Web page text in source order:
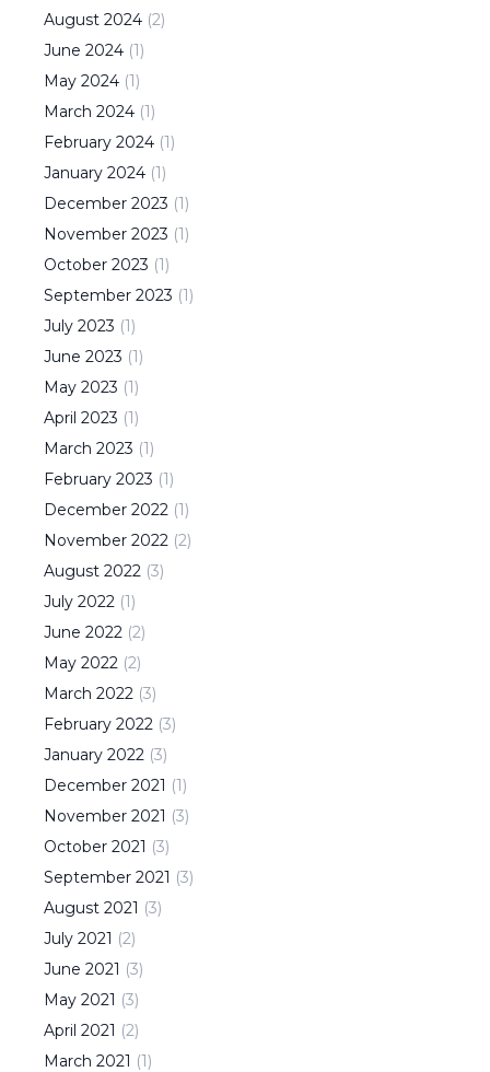
August 2024 (2)
June 2024 (1)
May 2024 (1)
March 2024 (1)
February 2024 (1)
January 2024 (1)
December 2023 (1)
November 2023 (1)
October 2023 (1)
September 2023 (1)
July 2023 (1)
June 2023 (1)
May 2023 (1)
April 2023 (1)
March 2023 (1)
February 2023 (1)
December 2022 (1)
November 2022 (2)
August 2022 (3)
July 2022 (1)
June 2022 (2)
May 2022 (2)
March 2022 (3)
February 2022 (3)
January 2022 (3)
December 2021 (1)
November 2021 (3)
October 2021 (3)
September 2021 (3)
August 2021 (3)
July 2021 (2)
June 2021 (3)
May 2021 (3)
April 2021 (2)
March 2021 (1)